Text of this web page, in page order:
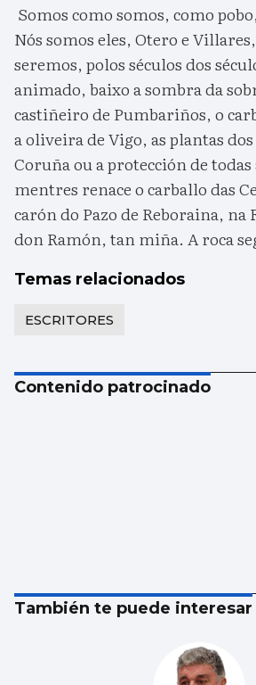
Somos como somos, como
Nós somos eles, Otero e
seremos, polos séculos dos
animado, baixo a sombra da
castiñeiro de Pumbariños, o
a oliveira de Vigo, as plantas
Coruña ou a protección de todas
mentres renace o carballo das
carón do Pazo de Reboraina, na
don Ramón, tan miña. A roca
Temas relacionados
ESCRITORES
Contenido patrocinado
También te puede interesar